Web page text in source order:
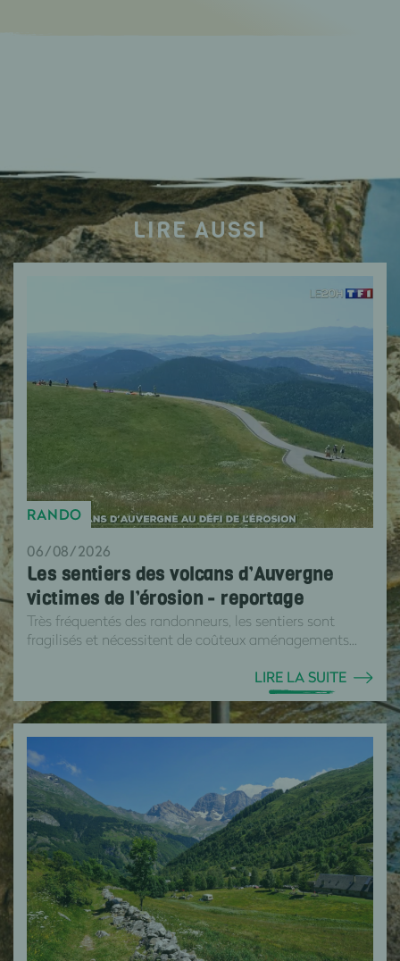
LIRE AUSSI
RANDO
06/08/2026
Les sentiers des volcans d’Auvergne
victimes de l’érosion - reportage
Très fréquentés des randonneurs, les sentiers sont
fragilisés et nécessitent de coûteux aménagements...
LIRE LA SUITE